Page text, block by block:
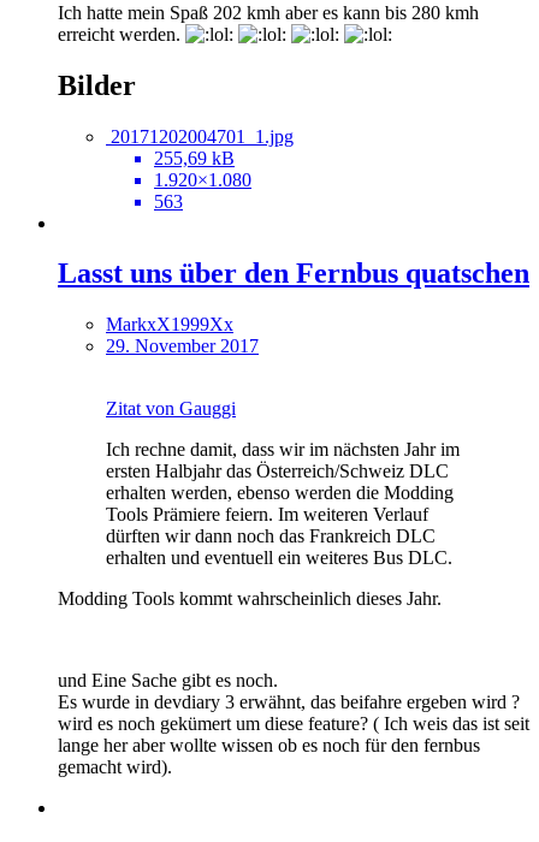
Ich hatte mein Spaß 202 kmh aber es kann bis 280 kmh
erreicht werden.
Bilder
20171202004701_1.jpg
255,69 kB
1.920×1.080
563
Lasst uns über den Fernbus quatschen
MarkxX1999Xx
29. November 2017
Zitat von Gauggi
Ich rechne damit, dass wir im nächsten Jahr im
ersten Halbjahr das Österreich/Schweiz DLC
erhalten werden, ebenso werden die Modding
Tools Prämiere feiern. Im weiteren Verlauf
dürften wir dann noch das Frankreich DLC
erhalten und eventuell ein weiteres Bus DLC.
Modding Tools kommt wahrscheinlich dieses Jahr.
und Eine Sache gibt es noch.
Es wurde in devdiary 3 erwähnt, das beifahre ergeben wird ?
wird es noch gekümert um diese feature? ( Ich weis das ist seit
lange her aber wollte wissen ob es noch für den fernbus
gemacht wird).